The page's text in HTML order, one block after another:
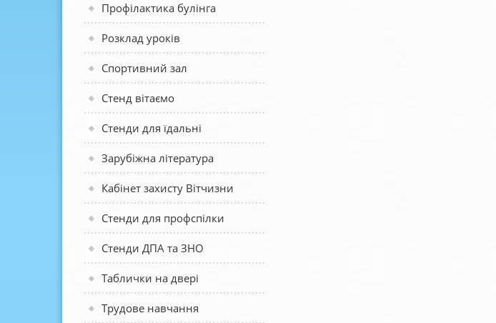
Профілактика булінга
Розклад уроків
Спортивний зал
Стенд вітаємо
Стенди для їдальні
Зарубіжна література
Кабінет захисту Вітчизни
Стенди для профспілки
Стенди ДПА та ЗНО
Таблички на двері
Трудове навчання